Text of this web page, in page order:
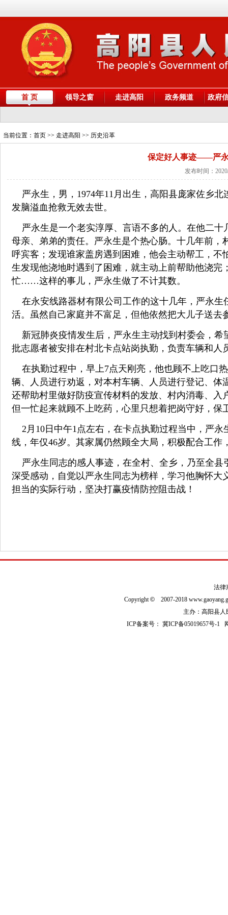
首 页 领导之窗 走进高阳 政务频道 政府
当前位置： 首页 >> 走进高阳 >> 历史沿革
保定好人事迹——严永
发布时间：
严永生，男，1974年11月出生，高阳县庞家佐乡北
发脑溢血抢救无效去世。
严永生是一个老实淳厚、言语不多的人。在他二十
母亲、弟弟的责任。严永生是个热心肠。十几年前
呼宾客；发现谁家盖房遇到困难，他会主动帮工，
生发现他浇地时遇到了困难，就主动上前帮助他浇
忙……这样的事儿，严永生做了不计其数。
在永安线路器材有限公司工作的这十几年，严永生
活。虽然自己家庭并不富足，但他依然把大儿子送
新冠肺炎疫情发生后，严永生主动找到村委会，希
批志愿者被安排在村北卡点站岗执勤，负责车辆和人
在执勤过程中，早上7点天刚亮，他也顾不上吃口
辆、人员进行劝返，对本村车辆、人员进行登记、
还帮助村里做好防疫宣传材料的发放、村内消毒、
但一忙起来就顾不上吃药，心里只想着把岗守好，保
2月10日中午1点左右，在卡点执勤过程当中，严永
线，年仅46岁。其家属仍然顾全大局，积极配合工
严永生同志的感人事迹，在全村、全乡，乃至全县
深受感动，自觉以严永生同志为榜样，学习他胸怀
担当的实际行动，坚决打赢疫情防控阻击战！
法律
Copyright© 2007-2018
主办：高阳县人
ICP备案号：冀ICP备05019657号-1